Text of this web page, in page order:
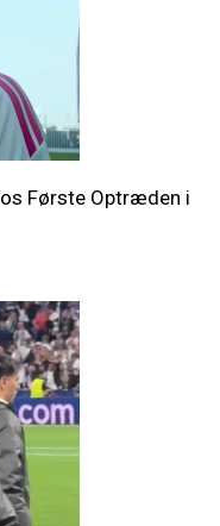
Første Optræden i